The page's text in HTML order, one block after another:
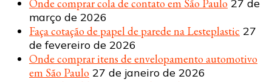
Onde comprar cola de contato em São Paulo 27 de
março de 2026
Faça cotação de papel de parede na Lesteplastic 27
de fevereiro de 2026
Onde comprar itens de envelopamento automotivo
em São Paulo 27 de janeiro de 2026